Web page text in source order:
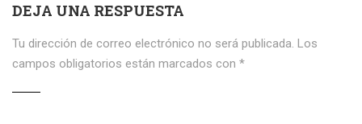
DEJA UNA RESPUESTA
Tu dirección de correo electrónico no será publicada. Los
campos obligatorios están marcados con *